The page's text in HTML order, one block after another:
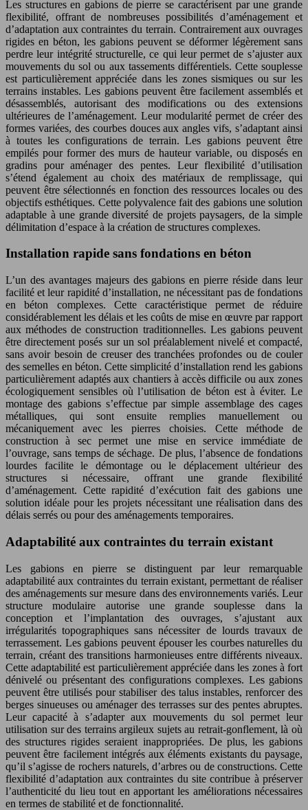
Les structures en gabions de pierre se caractérisent par une grande
flexibilité, offrant de nombreuses possibilités d’aménagement et
d’adaptation aux contraintes du terrain. Contrairement aux ouvrages
rigides en béton, les gabions peuvent se déformer légèrement sans
perdre leur intégrité structurelle, ce qui leur permet de s’ajuster aux
mouvements du sol ou aux tassements différentiels. Cette souplesse
est particulièrement appréciée dans les zones sismiques ou sur les
terrains instables. Les gabions peuvent être facilement assemblés et
désassemblés, autorisant des modifications ou des extensions
ultérieures de l’aménagement. Leur modularité permet de créer des
formes variées, des courbes douces aux angles vifs, s’adaptant ainsi
à toutes les configurations de terrain. Les gabions peuvent être
empilés pour former des murs de hauteur variable, ou disposés en
gradins pour aménager des pentes. Leur flexibilité d’utilisation
s’étend également au choix des matériaux de remplissage, qui
peuvent être sélectionnés en fonction des ressources locales ou des
objectifs esthétiques. Cette polyvalence fait des gabions une solution
adaptable à une grande diversité de projets paysagers, de la simple
délimitation d’espace à la création de structures complexes.
Installation rapide sans fondations en béton
L’un des avantages majeurs des gabions en pierre réside dans leur
facilité et leur rapidité d’installation, ne nécessitant pas de fondations
en béton complexes. Cette caractéristique permet de réduire
considérablement les délais et les coûts de mise en œuvre par rapport
aux méthodes de construction traditionnelles. Les gabions peuvent
être directement posés sur un sol préalablement nivelé et compacté,
sans avoir besoin de creuser des tranchées profondes ou de couler
des semelles en béton. Cette simplicité d’installation rend les gabions
particulièrement adaptés aux chantiers à accès difficile ou aux zones
écologiquement sensibles où l’utilisation de béton est à éviter. Le
montage des gabions s’effectue par simple assemblage des cages
métalliques, qui sont ensuite remplies manuellement ou
mécaniquement avec les pierres choisies. Cette méthode de
construction à sec permet une mise en service immédiate de
l’ouvrage, sans temps de séchage. De plus, l’absence de fondations
lourdes facilite le démontage ou le déplacement ultérieur des
structures si nécessaire, offrant une grande flexibilité
d’aménagement. Cette rapidité d’exécution fait des gabions une
solution idéale pour les projets nécessitant une réalisation dans des
délais serrés ou pour des aménagements temporaires.
Adaptabilité aux contraintes du terrain existant
Les gabions en pierre se distinguent par leur remarquable
adaptabilité aux contraintes du terrain existant, permettant de réaliser
des aménagements sur mesure dans des environnements variés. Leur
structure modulaire autorise une grande souplesse dans la
conception et l’implantation des ouvrages, s’ajustant aux
irrégularités topographiques sans nécessiter de lourds travaux de
terrassement. Les gabions peuvent épouser les courbes naturelles du
terrain, créant des transitions harmonieuses entre différents niveaux.
Cette adaptabilité est particulièrement appréciée dans les zones à fort
dénivelé ou présentant des configurations complexes. Les gabions
peuvent être utilisés pour stabiliser des talus instables, renforcer des
berges sinueuses ou aménager des terrasses sur des pentes abruptes.
Leur capacité à s’adapter aux mouvements du sol permet leur
utilisation sur des terrains argileux sujets au retrait-gonflement, là où
des structures rigides seraient inappropriées. De plus, les gabions
peuvent être facilement intégrés aux éléments existants du paysage,
qu’il s’agisse de rochers naturels, d’arbres ou de constructions. Cette
flexibilité d’adaptation aux contraintes du site contribue à préserver
l’authenticité du lieu tout en apportant les améliorations nécessaires
en termes de stabilité et de fonctionnalité.